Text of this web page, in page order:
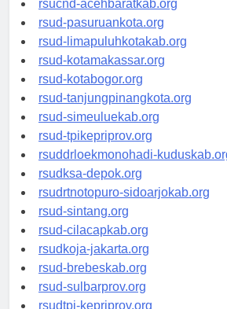
rsucnd-acehbaratkab.org
rsud-pasuruankota.org
rsud-limapuluhkotakab.org
rsud-kotamakassar.org
rsud-kotabogor.org
rsud-tanjungpinangkota.org
rsud-simeuluekab.org
rsud-tpikepriprov.org
rsuddrloekmonohadi-kuduskab.org
rsudksa-depok.org
rsudrtnotopuro-sidoarjokab.org
rsud-sintang.org
rsud-cilacapkab.org
rsudkoja-jakarta.org
rsud-brebeskab.org
rsud-sulbarprov.org